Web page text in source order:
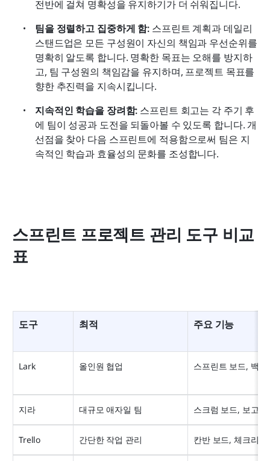
전반에 걸쳐 명확성을 유지하기가 더 쉬워집니다.
팀을 정렬하고 집중하게 함: 스프린트 계획과 데일리
스탠드업은 모든 구성원이 자신의 책임과 우선순위를
명확히 알도록 합니다. 명확한 목표는 오해를 방지하
고, 팀 구성원의 책임감을 유지하며, 프로젝트 목표를
향한 추진력을 지속시킵니다.
지속적인 학습을 장려함: 스프린트 회고는 각 주기 후
에 팀이 성공과 도전을 되돌아볼 수 있도록 합니다. 개
선점을 찾아 다음 스프린트에 적용함으로써 팀은 지
속적인 학습과 효율성의 문화를 조성합니다.
스프린트 프로젝트 관리 도구 비교
표
도구 최적 주요 기능
Lark 올인원 협업 스프린트 보드, 백
지라 대규모 애자일 팀 스크럼 보드, 보고,
Trello 간단한 작업 관리 칸반 보드, 체크리스